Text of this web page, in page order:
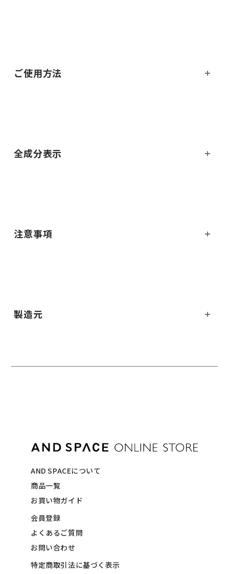
ご使用方法
全成分表示
注意事項
製造元
AND SPACEについて
商品一覧
お買い物ガイド
会員登録
よくあるご質問
お問い合わせ
特定商取引法に基づく表示